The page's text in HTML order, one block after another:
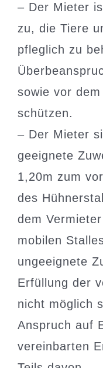
– Der Mieter
zu, die Tiere
pfleglich zu
sowie vor
schützen.
– Der Mieter
geeignete
1,20m zum
des
dem
mobilen
ungeeignete
Erfüllung der
nicht möglich
Anspruch auf
vereinbarten